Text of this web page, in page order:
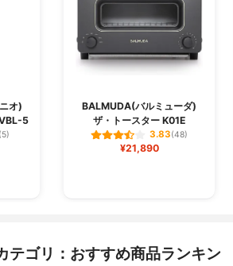
オ)
5
(5)
BALMUDA(バルミューダ)
ザ・トースター K01E
3.83(48)
¥21,890
テゴリ：おすすめ商品ランキン